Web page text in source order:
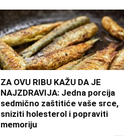
ZA OVU RIBU KAŽU DA JE
NAJZDRAVIJA: Jedna porcija
sedmično zaštitiće vaše srce,
sniziti holesterol i popraviti
memoriju